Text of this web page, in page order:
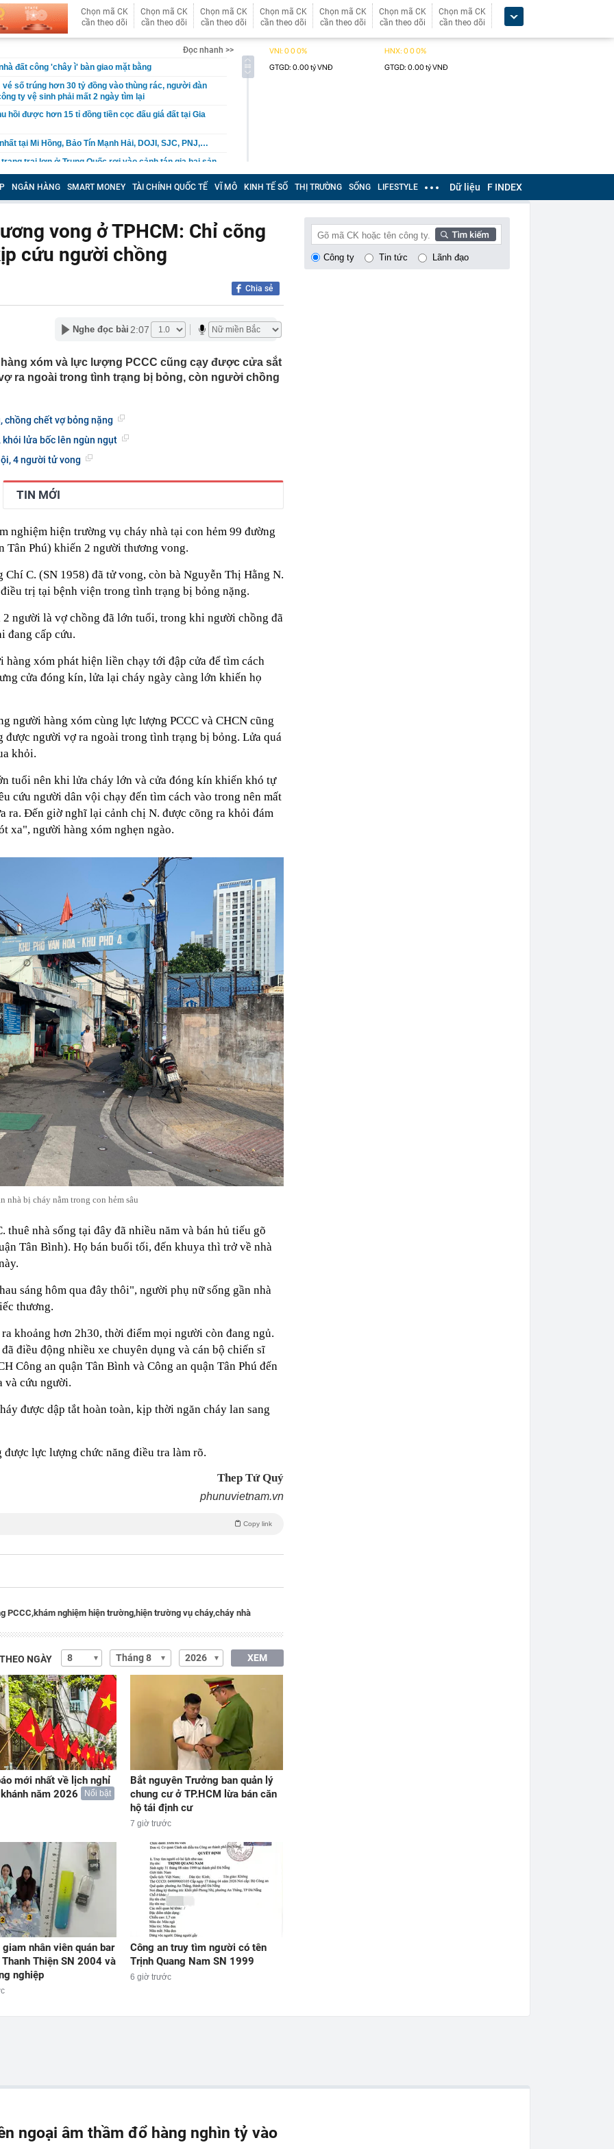
Chọn mã CK
cần theo dõi
Chọn mã CK
cần theo dõi
Chọn mã CK
cần theo dõi
Chọn mã CK
cần theo dõi
Chọn mã CK
cần theo dõi
Chọn mã CK
cần theo dõi
Chọn mã CK
cần theo dõi
Đọc nhanh >>
đất công 'chây ì' bàn giao mặt bằng
số trúng hơn 30 tỷ đồng vào thùng rác, người đàn
ty vệ sinh phải mất 2 ngày tìm lại
hồi được hơn 15 tỉ đồng tiền cọc đấu giá đất tại Gia
tại Mi Hồng, Bảo Tín Mạnh Hải, DOJI, SJC, PNJ,…
trại lợn ở Trung Quốc rơi vào cảnh tán gia bại sản,
USD vì án oan
miền Tây là tiểu thư nhưng gia đình phá sản, được
4 tuổi mang 20 cây vàng hỏi cưới
được 97 triệu đồng tiền chuyển khoản nhầm liền
ngày sau được công an thông báo: “Chị đang nợ tiền
cách tự lấy bánh ở siêu thị, order mì cay… hút cả triệu
chuyện tưởng ai cũng biết lại có sức hút?
nào?
dã man con riêng của nhân tình: Dương Đại Long
của mình
cửa chính và cửa sau thông thẳng với nhau?
y trôi nổi về dán nhãn 'lương y' để tiêu thụ
VNĐ bán được 1,78 triệu chiếc ở Hàn Quốc: Món quà
tỷ đồng bằng chiêu huy động tiền cho vay đáo hạn
hiệu phong thủy xấu
NGÂN HÀNG SMART MONEY TÀI CHÍNH QUỐC TẾ VĨ MÔ KINH TẾ SỐ THỊ TRƯỜNG SỐNG LIFESTYLE Dữ liệu F INDEX
vong ở TPHCM: Chỉ cõng
cứu người chồng
Chia sẻ
Nghe đọc bài 2:07
xóm và lực lượng PCCC cũng cạy được cửa sắt
ra ngoài trong tình trạng bị bỏng, còn người chồng
chồng chết vợ bỏng nặng
khói lửa bốc lên ngùn ngụt
4 người tử vong
TIN MỚI
nghiệm hiện trường vụ cháy nhà tại con hẻm 99 đường
Tân Phú) khiến 2 người thương vong.
Chí C. (SN 1958) đã tử vong, còn bà Nguyễn Thị Hằng N.
trị tại bệnh viện trong tình trạng bị bỏng nặng.
người là vợ chồng đã lớn tuổi, trong khi người chồng đã
đang cấp cứu.
xóm phát hiện liền chạy tới đập cửa để tìm cách
cửa đóng kín, lửa lại cháy ngày càng lớn khiến họ
người hàng xóm cùng lực lượng PCCC và CHCN cũng
được người vợ ra ngoài trong tình trạng bị bỏng. Lửa quá
khỏi.
tuổi nên khi lửa cháy lớn và cửa đóng kín khiến khó tự
cứu người dân vội chạy đến tìm cách vào trong nên mất
ra. Đến giờ nghĩ lại cảnh chị N. được cõng ra khỏi đám
xa", người hàng xóm nghẹn ngào.
nhà bị cháy nằm trong con hẻm sâu
thuê nhà sống tại đây đã nhiều năm và bán hủ tiếu gõ
Tân Bình). Họ bán buổi tối, đến khuya thì trở về nhà
sáng hôm qua đây thôi", người phụ nữ sống gần nhà
thương.
khoảng hơn 2h30, thời điểm mọi người còn đang ngủ.
điều động nhiều xe chuyên dụng và cán bộ chiến sĩ
Công an quận Tân Bình và Công an quận Tân Phú đến
và cứu người.
được dập tắt hoàn toàn, kịp thời ngăn cháy lan sang
lực lượng chức năng điều tra làm rõ.
Thep Tứ Quý
phunuvietnam.vn
Copy link
PCCC,khám nghiệm hiện trường,hiện trường vụ cháy,cháy nhà
NGÀY XEM
mới nhất về lịch nghỉ
năm 2026
Nổi bật
Bắt nguyên Trưởng ban quản lý
chung cư ở TP.HCM lừa bán căn
hộ tái định cư
7 giờ trước
nhân viên quán bar
Thiện SN 2004 và
nghiệp
Công an truy tìm người có tên
Trịnh Quang Nam SN 1999
6 giờ trước
Công ty Tin tức Lãnh đạo
ngoại âm thầm đổ hàng nghìn tỷ vào